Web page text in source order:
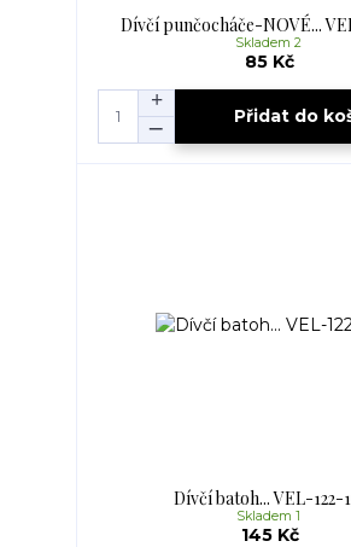
Dívčí punčocháče-NOVÉ...
85 Kč
Skladem 2
Přidat do
Dívčí batoh... VEL-122-
145 Kč
Skladem 1